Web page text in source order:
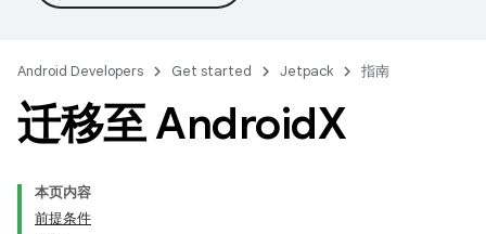
Android Developers Get started Jetpack 指南
迁移至 AndroidX
本页内容
前提条件